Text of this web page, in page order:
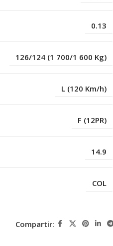
0.13
126/124 (1 700/1 600 Kg)
L (120 Km/h)
F (12PR)
14.9
COL
Compartir: